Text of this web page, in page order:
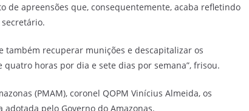
de apreensões que, consequentemente, acaba refletindo
também recuperar munições e descapitalizar os
horas por dia e sete dias por semana”, frisou.
(PMAM), coronel QOPM Vinícius Almeida, os
pelo Governo do Amazonas.